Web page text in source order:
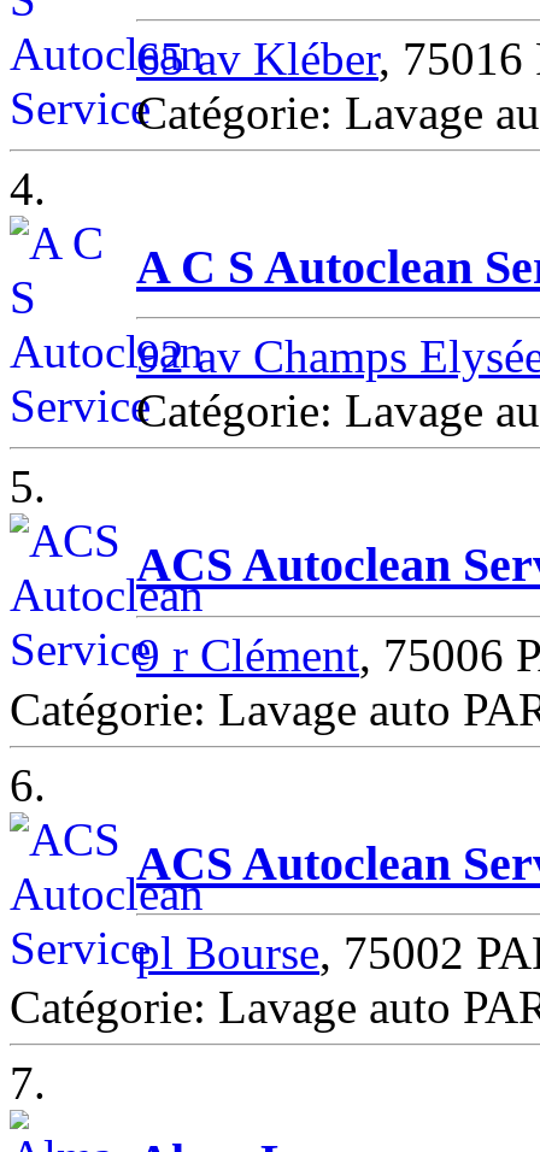
65 av Kléber, 75016
Catégorie: Lavage
4.
A C S Autoclean
92 av Champs
Catégorie: Lavage
5.
ACS Autoclean
9 r Clément, 75006
Catégorie: Lavage auto
6.
ACS Autoclean
pl Bourse, 75002
Catégorie: Lavage auto
7.